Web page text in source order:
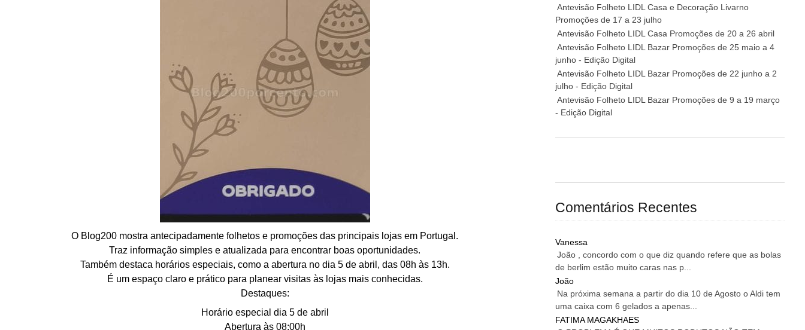
O Blog200 mostra antecipadamente folhetos e promoções das principais lojas em Portugal.
Traz informação simples e atualizada para encontrar boas oportunidades.
Também destaca horários especiais, como a abertura no dia 5 de abril, das 08h às 13h.
É um espaço claro e prático para planear visitas às lojas mais conhecidas.
Destaques:
Horário especial dia 5 de abril
Abertura às 08:00h
Antevisão Folheto LIDL Casa e Decoração Livarno
Promoções de 17 a 23 julho
Antevisão Folheto LIDL Casa Promoções de 20 a 26 abril
Antevisão Folheto LIDL Bazar Promoções de 25 maio a 4
junho - Edição Digital
Antevisão Folheto LIDL Bazar Promoções de 22 junho a 2
julho - Edição Digital
Antevisão Folheto LIDL Bazar Promoções de 9 a 19 março
- Edição Digital
Comentários Recentes
Vanessa
João , concordo com o que diz quando refere que as bolas
de berlim estão muito caras nas p...
João
Na próxima semana a partir do dia 10 de Agosto o Aldi tem
uma caixa com 6 gelados a apenas...
FATIMA MAGAKHAES